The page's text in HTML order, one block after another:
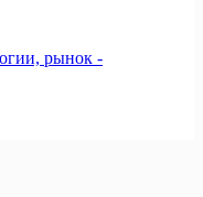
рынок -